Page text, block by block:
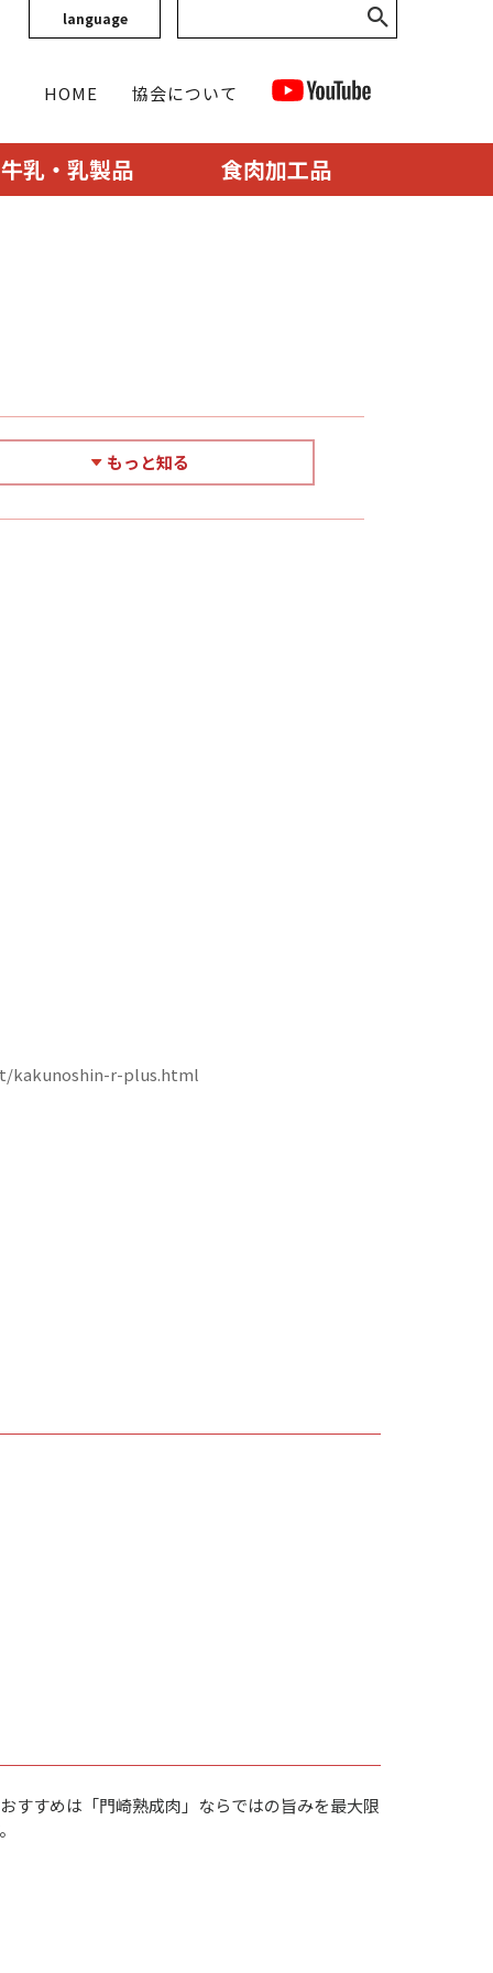
language
HOME 協会について
牛乳・乳製品 食肉加工品
もっと知る
kakunoshin-r-plus.html
すすめは「門崎熟成肉」ならではの旨みを最大限